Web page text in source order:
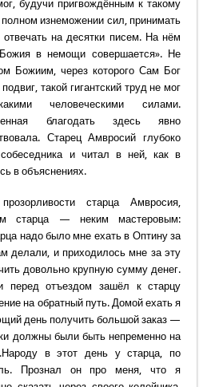
будучи пригвождённым к такому
изнеможении сил, принимать
на десятки писем. На нём
в немощи совершается». Не
Божиим, через которого Сам Бог
такой гигантский труд не мог
человеческими силами.
благодать здесь явно
Старец Амвросий глубоко
и читал в ней, как в
в объяснениях.
старца Амвросия,
старца — неким мастеровым:
надо было мне ехать в Оптину за
делали, и приходилось мне за эту
довольно крупную сумму денег.
перед отъездом зашёл к старцу
на обратный путь. Домой ехать я
день получить большой заказ —
должны были быть непременно на
в этот день у старца, по
Прознал он про меня, что я